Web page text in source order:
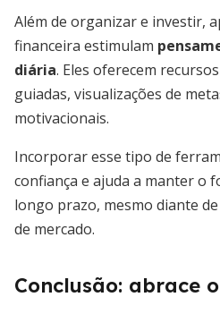
Além de organizar e investir,
financeira estimulam
diária. Eles oferecem
guiadas, visualizações de
motivacionais.
Incorporar esse tipo de
confiança e ajuda a manter o
longo prazo, mesmo diante
de mercado.
Conclusão: abrace